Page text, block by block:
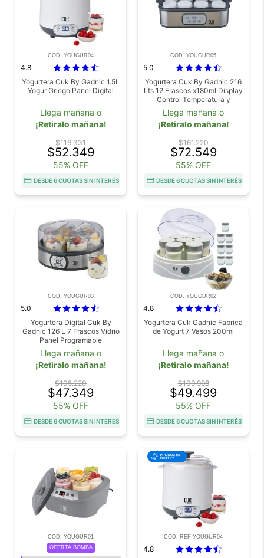
COD. YOUGUR04
4.8
Yogurtera Cuk By Gadnic 1.5L
Yogur Griego Panel Digital
Llega mañana o
¡Retiralo mañana!
$116.331
$52.349
55% OFF
DESDE 6 CUOTAS SIN INTERÉS
COD. YOUGUR05
5.0
Yogurtera Cuk By Gadnic 216
Lts 12 Frascos x180ml Display
Control Temperatura y
Tiempo
Llega mañana o
¡Retiralo mañana!
$161.220
$72.549
55% OFF
DESDE 6 CUOTAS SIN INTERÉS
COD. YOUGUR03
5.0
Yogurtera Digital Cuk By
Gadnic 126 L 7 Frascos Vidrio
Panel Programable
Llega mañana o
¡Retiralo mañana!
$105.220
$47.349
55% OFF
DESDE 6 CUOTAS SIN INTERÉS
COD. YOUGUR02
4.8
Yogurtera Cuk Gadnic Fabrica
de Yogurt 7 Vasos 200ml
Llega mañana o
¡Retiralo mañana!
$109.998
$49.499
55% OFF
DESDE 6 CUOTAS SIN INTERÉS
COD. YOUGUR01
OFERTA BOMBA
COD. REF-YOUGUR04
4.8